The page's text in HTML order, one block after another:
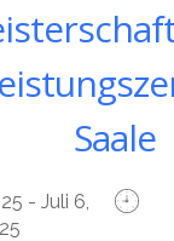
Saale
- Juli 6,